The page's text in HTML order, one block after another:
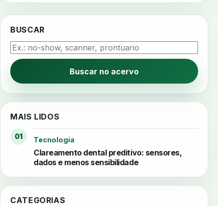
BUSCAR
Buscar no acervo
MAIS LIDOS
01 Tecnologia
Clareamento dental preditivo: sensores,
dados e menos sensibilidade
CATEGORIAS